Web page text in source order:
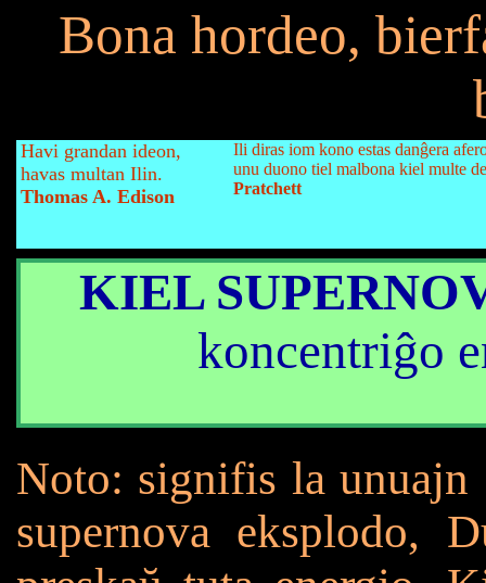
Bona hordeo,
Havi grandan ideon,
havas multan Ilin.
Thomas A. Edison
Ili diras iom kono estas danĝera
unu duono tiel malbona kiel multe
Pratchett
KIEL
koncentriĝo
Noto: signifis la unuajn
supernova eksplodo,